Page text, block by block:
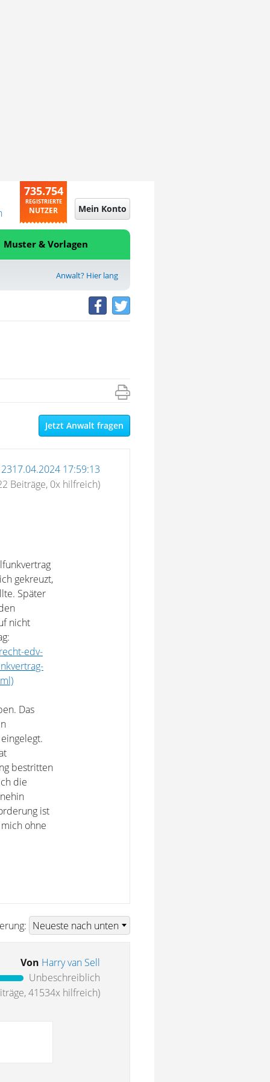
735.754
REGISTRIERTE
NUTZER Mein Konto
Muster & Vorlagen
Anwalt? Hier lang
Jetzt Anwalt fragen
17:59:13
Beiträge, 0x hilfreich)
gekreuzt,
Später
nicht
edv-
Das
bestritten
die
ist
ohne
Von Harry van Sell
Unbeschreiblich
41534x hilfreich)